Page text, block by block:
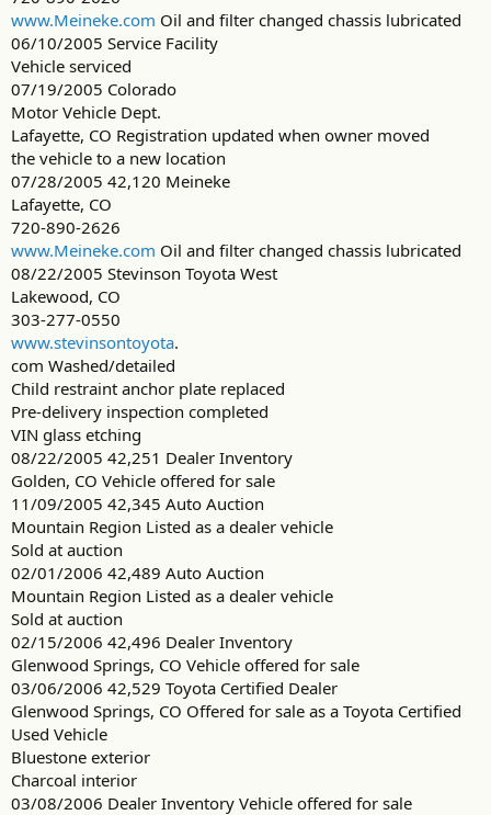
www.Meineke.com Oil and filter changed chassis lubricated
06/10/2005 Service Facility
Vehicle serviced
07/19/2005 Colorado
Motor Vehicle Dept.
Lafayette, CO Registration updated when owner moved
the vehicle to a new location
07/28/2005 42,120 Meineke
Lafayette, CO
720-890-2626
www.Meineke.com Oil and filter changed chassis lubricated
08/22/2005 Stevinson Toyota West
Lakewood, CO
303-277-0550
www.stevinsontoyota.
com Washed/detailed
Child restraint anchor plate replaced
Pre-delivery inspection completed
VIN glass etching
08/22/2005 42,251 Dealer Inventory
Golden, CO Vehicle offered for sale
11/09/2005 42,345 Auto Auction
Mountain Region Listed as a dealer vehicle
Sold at auction
02/01/2006 42,489 Auto Auction
Mountain Region Listed as a dealer vehicle
Sold at auction
02/15/2006 42,496 Dealer Inventory
Glenwood Springs, CO Vehicle offered for sale
03/06/2006 42,529 Toyota Certified Dealer
Glenwood Springs, CO Offered for sale as a Toyota Certified
Used Vehicle
Bluestone exterior
Charcoal interior
03/08/2006 Dealer Inventory Vehicle offered for sale